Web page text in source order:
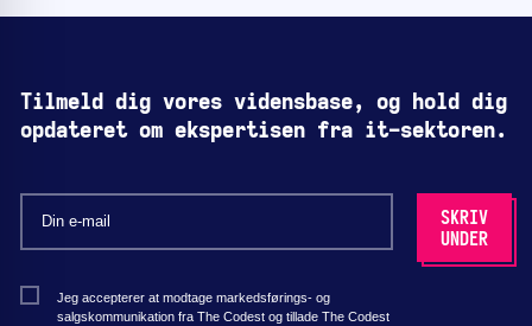
Tilmeld dig vores vidensbase, og hold dig
opdateret om ekspertisen fra it-sektoren.
Jeg accepterer at modtage markedsførings- og
salgskommunikation fra The Codest og tillade The Codest